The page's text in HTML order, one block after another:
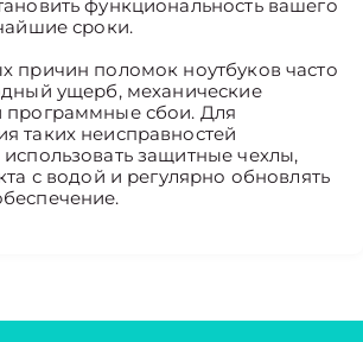
функциональность вашего
сроки.
причин поломок ноутбуков часто
ущерб, механические
программные сбои. Для
таких неисправностей
защитные чехлы,
с водой и регулярно обновлять